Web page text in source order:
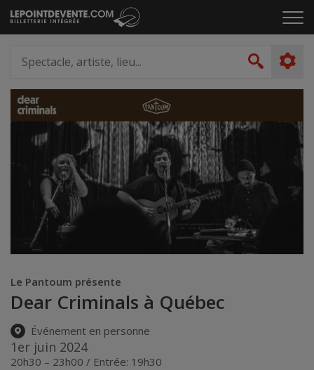
Passer
au
le
artiste,
lieu...
Le Pantoum présente
Dear Criminals à Québec
Événement en personne
1er juin 2024
20h30 – 23h00 / Entrée: 19h30